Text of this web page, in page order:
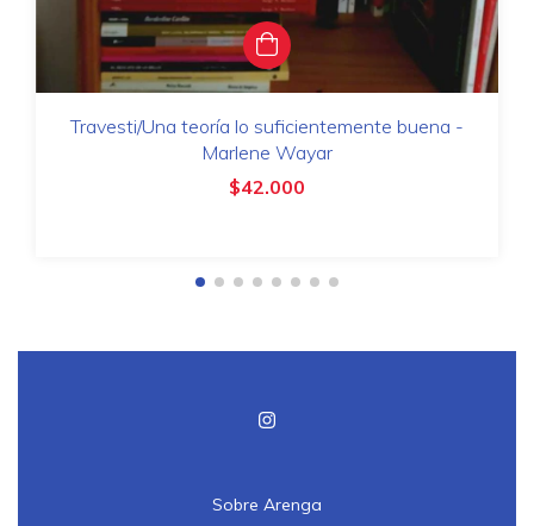
Travesti/Una teoría lo suficientemente buena -
Marlene Wayar
$42.000
Sobre Arenga